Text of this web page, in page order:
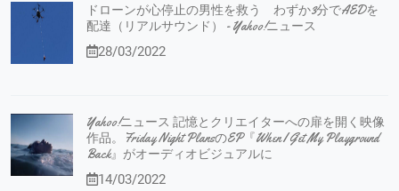
ドローンが心停止の男性を救う わずか3分でAEDを
配達（リアルサウンド） - Yahoo!ニュース
28/03/2022
Yahoo!ニュース 記憶とクリエイターへの扉を開く映像
作品。Friday Night PlansのEP『When I Get My Playground
Back』がオーディオビジュアルに
14/03/2022